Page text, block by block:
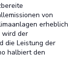
von
erheblich
wird der
die Leistung der
halbiert den